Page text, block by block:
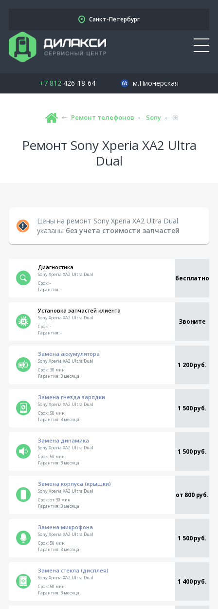
Санкт-Петербург
+7 812426-18-64 м.Пионерская
Ремонт телефонов Sony
Ремонт Sony Xperia XA2 Ultra
Dual
Цены на ремонт Sony Xperia XA2 Ultra Dual
указаны без учета стоимости запчастей
Диагностика
Sony Xperia XA2 Ultra Dual бесплатно
Срок:-
Гарантия:-
Установка запчастей клиента
Sony Xperia XA2 Ultra Dual Звоните
Срок:-
Гарантия:-
Замена аккумулятора
Sony Xperia XA2 Ultra Dual 1 200 руб.
Срок:30 мин
Гарантия:3 месяца
Замена гнезда зарядки
Sony Xperia XA2 Ultra Dual 1 500 руб.
Срок:50 мин
Гарантия:3 месяца
Замена динамика
Sony Xperia XA2 Ultra Dual 1 500 руб.
Срок:50 мин
Гарантия:3 месяца
Замена корпуса (крышки)
Sony Xperia XA2 Ultra Dual от 800 руб.
Срок:от 30 мин
Гарантия:3 месяца
Замена микрофона
Sony Xperia XA2 Ultra Dual 1 500 руб.
Срок:50 мин
Гарантия:3 месяца
Замена стекла (дисплея)
Sony Xperia XA2 Ultra Dual 1 400 руб.
Срок:50 мин
Гарантия:3 месяца